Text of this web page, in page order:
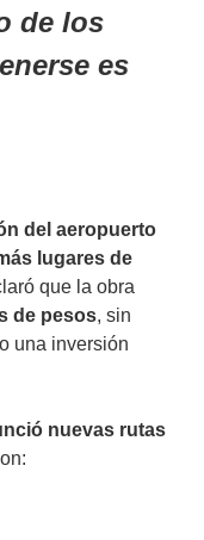
de los
es
del aeropuerto
lugares de
que la obra
de pesos, sin
una inversión
nuevas rutas